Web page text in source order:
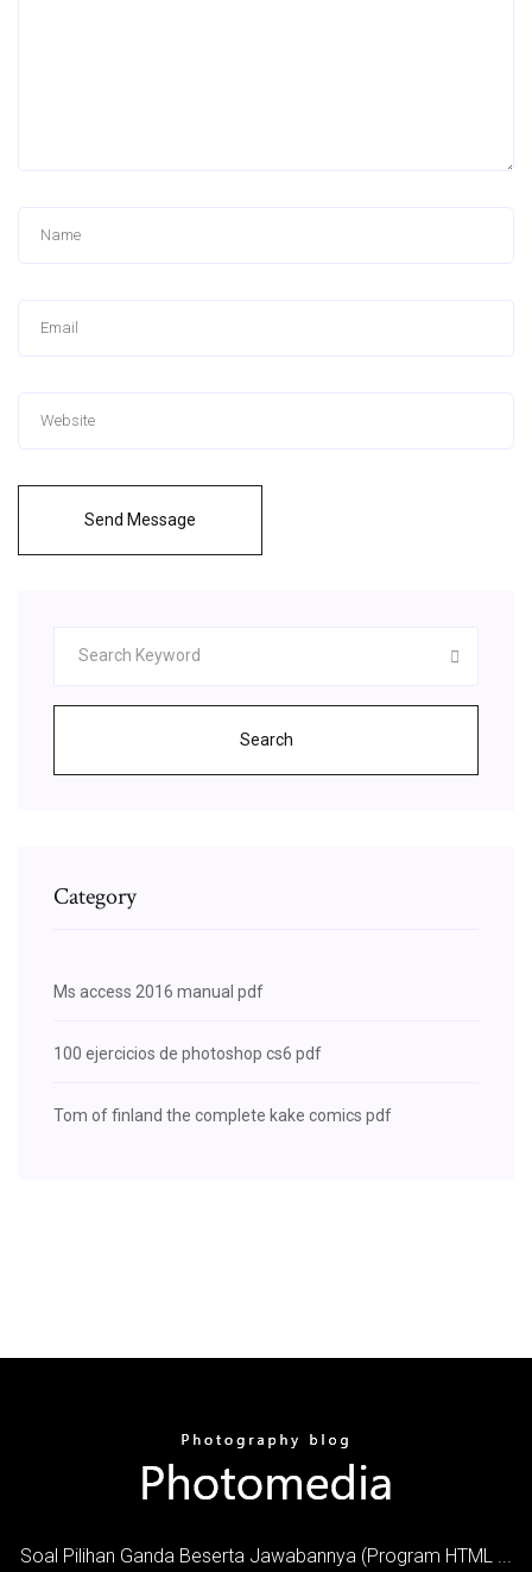
Send Message
Search
Category
Ms access 2016 manual pdf
100 ejercicios de photoshop cs6 pdf
Tom of finland the complete kake comics pdf
Soal Pilihan Ganda Beserta Jawabannya (Program HTML ...